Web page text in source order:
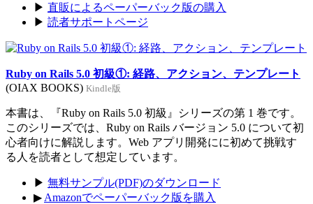
▶ 直販によるペーパーバック版の購入
▶ 読者サポートページ
Ruby on Rails 5.0 初級①: 経路、アクション、テンプレート
(OIAX BOOKS) Kindle版
本書は、『Ruby on Rails 5.0 初級』シリーズの第 1 巻です。
このシリーズでは、Ruby on Rails バージョン 5.0 について初
心者向けに解説します。Web アプリ開発にに初めて挑戦す
る人を読者として想定しています。
▶ 無料サンプル(PDF)のダウンロード
▶ Amazonでペーパーバック版を購入